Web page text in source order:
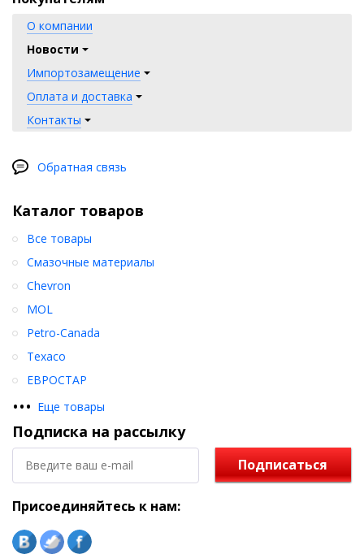
О компании
Новости
Импортозамещение
Оплата и доставка
Контакты
Обратная связь
Каталог товаров
••• Еще товары
Все товары
Смазочные материалы
Chevron
MOL
Petro-Canada
Texaco
ЕВРОСТАР
Подписка на рассылку
Подписаться
Присоединяйтесь к нам: